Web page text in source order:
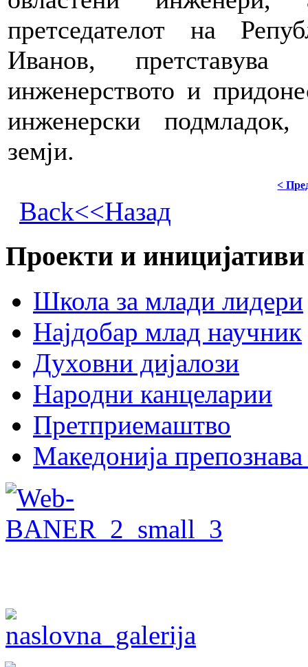
претседателот на
Иванов,
инженерството и
инженерски
земји.
<
Back<<Назад
Проекти и иницијативи
Школа за млади лидери
Најдобар млад научник
Духовни дијалози
Народни канцеларии
Претприемаштво
Македонија